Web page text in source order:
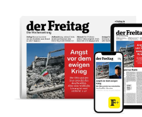
Abo breaker